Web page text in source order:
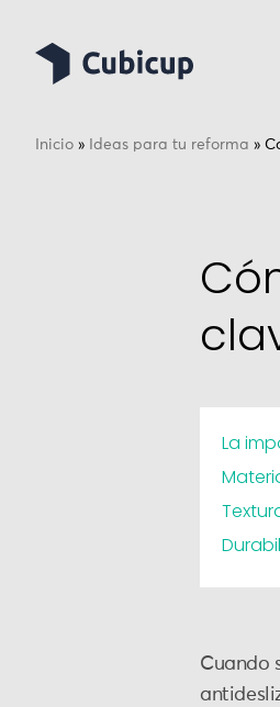
Inicio » Ideas para tu reforma »
La
Cuando